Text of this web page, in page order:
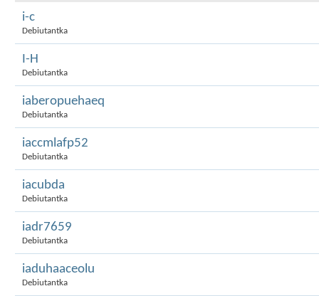
i-c
Debiutantka
I-H
Debiutantka
iaberopuehaeq
Debiutantka
iaccmlafp52
Debiutantka
iacubda
Debiutantka
iadr7659
Debiutantka
iaduhaaceolu
Debiutantka